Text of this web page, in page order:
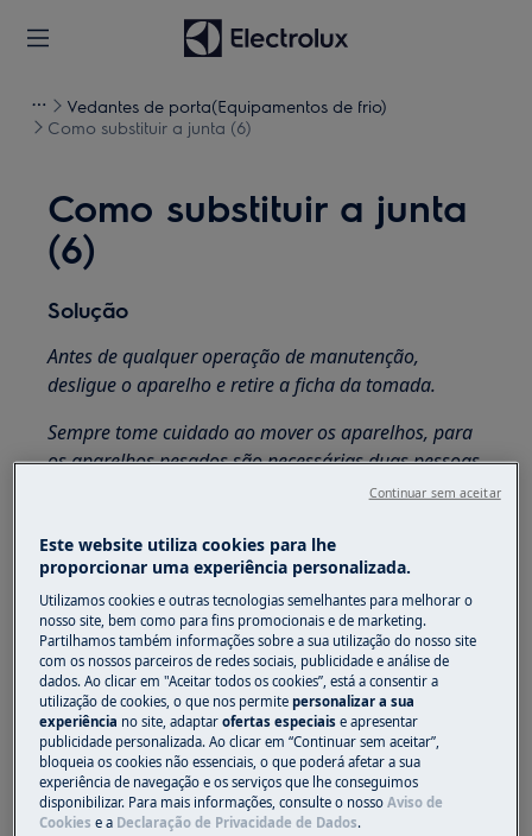
Vedantes de porta(Equipamentos de frio)
Como substituir a junta (6)
Como substituir a junta
(6)
Solução
Antes de qualquer operação de manutenção,
desligue o aparelho e retire a ficha da tomada.
Sempre tome cuidado ao mover os aparelhos, para
os aparelhos pesados são necessárias duas pessoas
Sempre use luvas de segurança e calçados fechados.
Observe que o reparo automático ou não
profissional pode ter consequências de segurança se
não for feito corretamente
COMO SUBSTITUIR A JUNTA
PASSO 1 Puxe a junta para fora dos 4 cantos.
(Comece da esquina.)
Este website utiliza cookies para lhe
proporcionar uma experiência personalizada.
Utilizamos cookies e outras tecnologias semelhantes para melhorar o
nosso site, bem como para fins promocionais e de marketing.
Partilhamos também informações sobre a sua utilização do nosso site
com os nossos parceiros de redes sociais, publicidade e análise de
dados. Ao clicar em "Aceitar todos os cookies”, está a consentir a
utilização de cookies, o que nos permitepersonalizar a sua
experiência no site, adaptarofertas especiaise apresentar
publicidade personalizada. Ao clicar em “Continuar sem aceitar”,
bloqueia os cookies não essenciais, o que poderá afetar a sua
experiência de navegação e os serviços que lhe conseguimos
disponibilizar. Para mais informações, consulte o nossoAviso de
Cookies e a Declaração de Privacidade de Dados.
Continuar sem aceitar